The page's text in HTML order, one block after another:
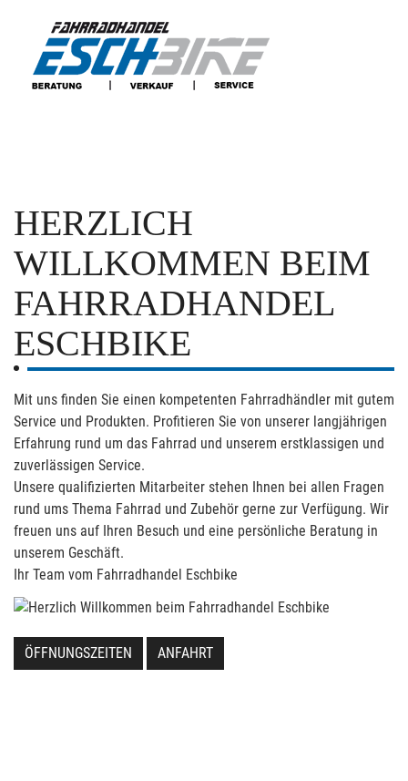
HERZLICH
WILLKOMMEN BEIM
FAHRRADHANDEL
ESCHBIKE
Mit uns finden Sie einen kompetenten Fahrradhändler mit gutem
Service und Produkten. Profitieren Sie von unserer langjährigen
Erfahrung rund um das Fahrrad und unserem erstklassigen und
zuverlässigen Service.
Unsere qualifizierten Mitarbeiter stehen Ihnen bei allen Fragen
rund ums Thema Fahrrad und Zubehör gerne zur Verfügung. Wir
freuen uns auf Ihren Besuch und eine persönliche Beratung in
unserem Geschäft.
Ihr Team vom Fahrradhandel Eschbike
ÖFFNUNGSZEITEN ANFAHRT